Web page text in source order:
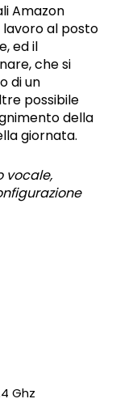
Amazon
lavoro al posto
ed il
che si
di un
possibile
della
giornata.
vocale,
Ghz